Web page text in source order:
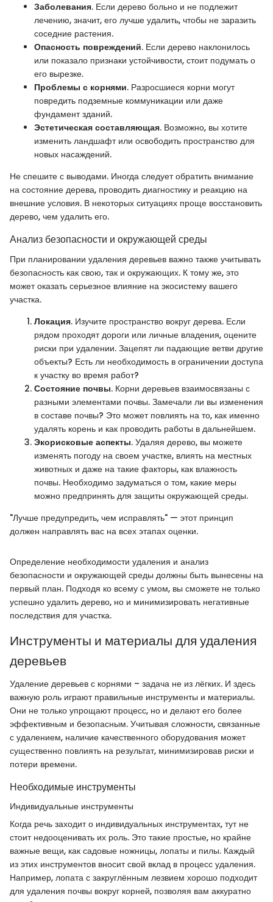
Заболевания. Если дерево больно и не подлежит
лечению, значит, его лучше удалить, чтобы не заразить
соседние растения.
Опасность повреждений. Если дерево наклонилось
или показало признаки устойчивости, стоит подумать о
его вырезке.
Проблемы с корнями. Разросшиеся корни могут
повредить подземные коммуникации или даже
фундамент зданий.
Эстетическая составляющая. Возможно, вы хотите
изменить ландшафт или освободить пространство для
новых насаждений.
Не спешите с выводами. Иногда следует обратить внимание
на состояние дерева, проводить диагностику и реакцию на
внешние условия. В некоторых ситуациях проще восстановить
дерево, чем удалить его.
Анализ безопасности и окружающей среды
При планировании удаления деревьев важно также учитывать
безопасность как свою, так и окружающих. К тому же, это
может оказать серьезное влияние на экосистему вашего
участка.
Локация. Изучите пространство вокруг дерева. Если
рядом проходят дороги или личные владения, оцените
риски при удалении. Зацепят ли падающие ветви другие
объекты? Есть ли необходимость в ограничении доступа
к участку во время работ?
Состояние почвы. Корни деревьев взаимосвязаны с
разными элементами почвы. Замечали ли вы изменения
в составе почвы? Это может повлиять на то, как именно
удалять корень и как проводить работы в дальнейшем.
Экорисковые аспекты. Удаляя дерево, вы можете
изменять погоду на своем участке, влиять на местных
животных и даже на такие факторы, как влажность
почвы. Необходимо задуматься о том, какие меры
можно предпринять для защиты окружающей среды.
"Лучше предупредить, чем исправлять" — этот принцип
должен направлять вас на всех этапах оценки.
Определение необходимости удаления и анализ
безопасности и окружающей среды должны быть вынесены на
первый план. Подходя ко всему с умом, вы сможете не только
успешно удалить дерево, но и минимизировать негативные
последствия для участка.
Инструменты и материалы для удаления
деревьев
Удаление деревьев с корнями – задача не из лёгких. И здесь
важную роль играют правильные инструменты и материалы.
Они не только упрощают процесс, но и делают его более
эффективным и безопасным. Учитывая сложности, связанные
с удалением, наличие качественного оборудования может
существенно повлиять на результат, минимизировав риски и
потери времени.
Необходимые инструменты
Индивидуальные инструменты
Когда речь заходит о индивидуальных инструментах, тут не
стоит недооценивать их роль. Это такие простые, но крайне
важные вещи, как садовые ножницы, лопаты и пилы. Каждый
из этих инструментов вносит свой вклад в процесс удаления.
Например, лопата с закруглённым лезвием хорошо подходит
для удаления почвы вокруг корней, позволяя вам аккуратно